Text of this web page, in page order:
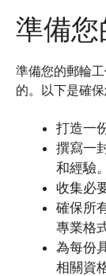
準備
準備您的郵輪
的。以下是確
打造一
撰寫一
和經驗。
收集必
確保所
專業格
為每份
相關資